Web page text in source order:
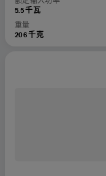
5.5 千瓦
重量
206 千克